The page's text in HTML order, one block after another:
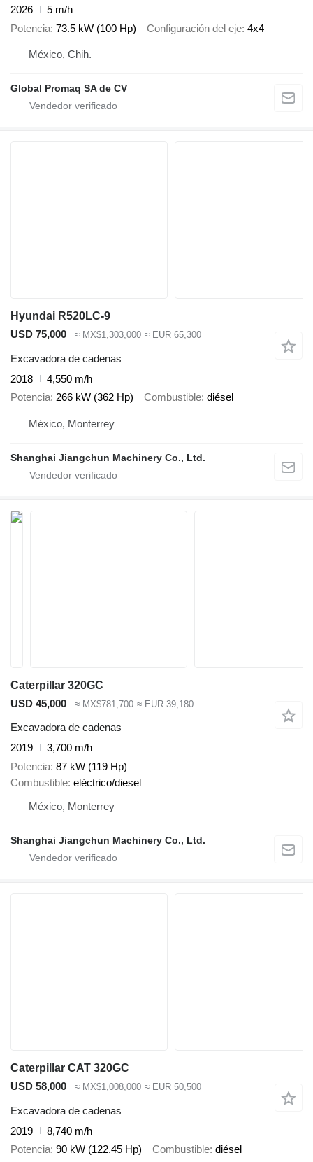
2026
5 m/h
Potencia 73.5 kW (100 Hp) Configuración del eje 4x4
México, Chih.
Global Promaq SA de CV
Hyundai R520LC-9
USD 75,000
≈ MX$1,303,000 ≈ EUR 65,300
Excavadora de cadenas
2018
4,550 m/h
Potencia 266 kW (362 Hp) Combustible diésel
México, Monterrey
Shanghai Jiangchun Machinery Co., Ltd.
Caterpillar 320GC
USD 45,000
≈ MX$781,700 ≈ EUR 39,180
Excavadora de cadenas
2019
3,700 m/h
Potencia 87 kW (119 Hp)
Combustible eléctrico/diesel
México, Monterrey
Shanghai Jiangchun Machinery Co., Ltd.
Caterpillar CAT 320GC
USD 58,000
≈ MX$1,008,000 ≈ EUR 50,500
Excavadora de cadenas
2019
8,740 m/h
Potencia 90 kW (122.45 Hp) Combustible diésel